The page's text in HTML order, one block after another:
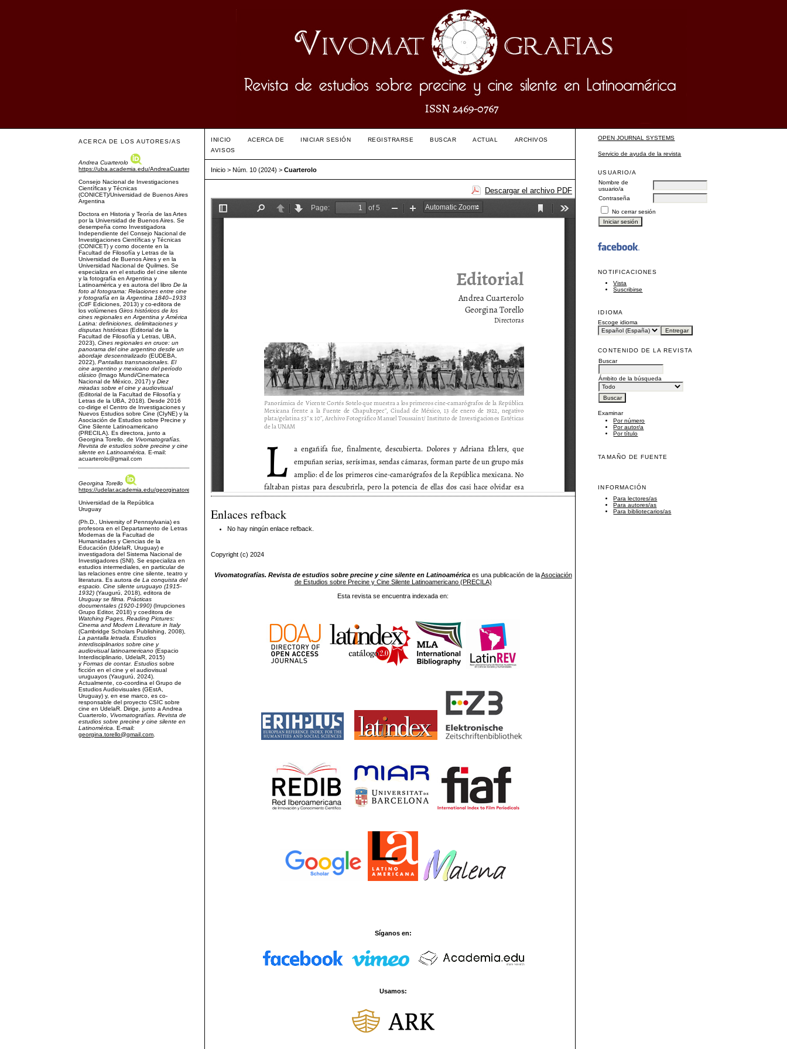
ACERCA DE LOS AUTORES/AS
Andrea Cuarterolo
https://uba.academia.edu/AndreaCuarterolo
Consejo Nacional de Investigaciones
Científicas y Técnicas
(CONICET)/Universidad de Buenos Aires
Argentina
Doctora en Historia y Teoría de las Artes
por la Universidad de Buenos Aires. Se
desempeña como Investigadora
Independiente del Consejo Nacional de
Investigaciones Científicas y Técnicas
(CONICET) y como docente en la
Facultad de Filosofía y Letras de la
Universidad de Buenos Aires y en la
Universidad Nacional de Quilmes. Se
especializa en el estudio del cine silente
y la fotografía en Argentina y
Latinoamérica y es autora del libroDe la
foto al fotograma: Relaciones entre cine
y fotografía en la Argentina 1840–1933
(CdF Ediciones, 2013) y co-editora de
los volúmenesGiros históricos de los
cines regionales en Argentina y América
Latina: definiciones, delimitaciones y
disputas históricas (Editorial de la
Facultad de Filosofía y Letras, UBA,
2023), Cines regionales en cruce: un
panorama del cine argentino desde un
abordaje descentralizado(EUDEBA,
2022),Pantallas transnacionales. El
cine argentino y mexicano del período
clásico (Imago Mundi/Cinemateca
Nacional de México, 2017) yDiez
miradas sobre el cine y audiovisual
(Editorial de la Facultad de Filosofía y
Letras de la UBA, 2018). Desde 2016
co-dirige el Centro de Investigaciones y
Nuevos Estudios sobre Cine (CIyNE) y la
Asociación de Estudios sobre Precine y
Cine Silente Latinoamericano
(PRECILA). Es directora, junto a
Georgina Torello, de Vivomatografías.
Revista de estudios sobre precine y cine
silente en Latinoamérica.
E-mail:
acuarterolo@gmail.com
Georgina Torello
https://udelar.academia.edu/georginatorello
Universidad de la República
Uruguay
(Ph.D., University of Pennsylvania) es
profesora en el Departamento de Letras
Modernas de la Facultad de
Humanidades y Ciencias de la
Educación (UdelaR, Uruguay) e
investigadora del Sistema Nacional de
Investigadores (SNI). Se especializa en
estudios intermediales, en particular de
las relaciones entre cine silente, teatro y
literatura. Es autora deLa conquista del
espacio. Cine silente uruguayo (1915-
1932) (Yaugurú, 2018), editora de
Uruguay se filma. Prácticas
documentales (1920-1990) (Irrupciones
Grupo Editor, 2018) y coeditora de
Watching Pages, Reading Pictures:
Cinema and Modern Literature in Italy
(Cambridge Scholars Publishing, 2008),
La pantalla letrada.Estudios
interdisciplinarios sobre cine y
audiovisual latinoamericano (Espacio
Interdisciplinario, UdelaR, 2015)
yFormas de contar. Estudiossobre
ficción en el cine y el audiovisual
uruguayos (Yaugurú, 2024).
Actualmente, co-coordina el Grupo de
Estudios Audiovisuales (GEstA,
Uruguay) y, en ese marco, es co-
responsable del proyecto CSIC sobre
cine en UdelaR. Dirige, junto a Andrea
Cuarterolo, Vivomatografías. Revista de
estudios sobre precine y cine silente en
Latinomérica
. E-mail:
georgina.torello@gmail.com
OPEN JOURNAL SYSTEMS
Servicio de ayuda de la revista
USUARIO/A
Nombre de
usuario/a
Contraseña
No cerrar sesión
NOTIFICACIONES
Vista
Suscribirse
IDIOMA
Escoge idioma
CONTENIDO DE LA REVISTA
Buscar
Ámbito de la búsqueda
Examinar
Por número
Por autor/a
Por título
TAMAÑO DE FUENTE
INFORMACIÓN
Para lectores/as
Para autores/as
Para bibliotecarios/as
INICIO ACERCA DE INICIAR SESIÓN REGISTRARSE BUSCAR ACTUAL
ARCHIVOS
AVISOS
Inicio >Núm. 10 (2024) >Cuarterolo
Descargar el archivo PDF
Enlaces refback
No hay ningún enlace refback.
Copyright (c) 2024
Vivomatografías. Revista de estudios sobre precine y cine silente en Latinoaméricaes una publicación de laAsociación
de Estudios sobre Precine y Cine Silente Latinoamericano (PRECILA)
Esta revista se encuentra indexada en:
Síganos en:
Usamos: